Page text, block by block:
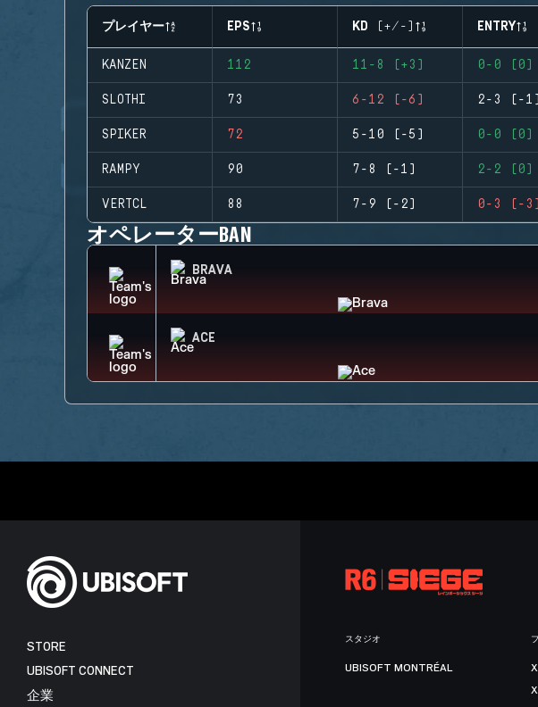
プレイヤー EPS KD (+/-) ENTRY
KANZEN 112 11-8 (+3) 0-0 (0)
SLOTHI 73 6-12 (-6) 2-3 (-1)
SPIKER 72 5-10 (-5) 0-0 (0)
RAMPY 90 7-8 (-1) 2-2 (0)
VERTCL 88 7-9 (-2) 0-3 (-3)
オペレーターBAN
BRAVA
ACE
STORE
UBISOFT CONNECT
企業
スタジオ
UBISOFT MONTRÉAL